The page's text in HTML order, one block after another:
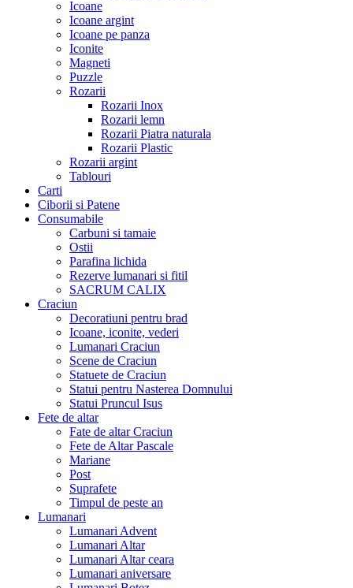
Icoane
Icoane argint
Icoane pe panza
Iconite
Magneti
Puzzle
Rozarii
Rozarii Inox
Rozarii lemn
Rozarii Piatra naturala
Rozarii Plastic
Rozarii argint
Tablouri
Carti
Ciborii si Patene
Consumabile
Carbuni si tamaie
Ostii
Parafina lichida
Rezerve lumanari si fitil
SACRUM CALIX
Craciun
Decoratiuni pentru brad
Icoane, iconite, vederi
Lumanari Craciun
Scene de Craciun
Statuete de Craciun
Statui pentru Nasterea Domnului
Statui Pruncul Isus
Fete de altar
Fate de altar Craciun
Fete de Altar Pascale
Mariane
Post
Suprafete
Timpul de peste an
Lumanari
Lumanari Advent
Lumanari Altar
Lumanari Altar ceara
Lumanari aniversare